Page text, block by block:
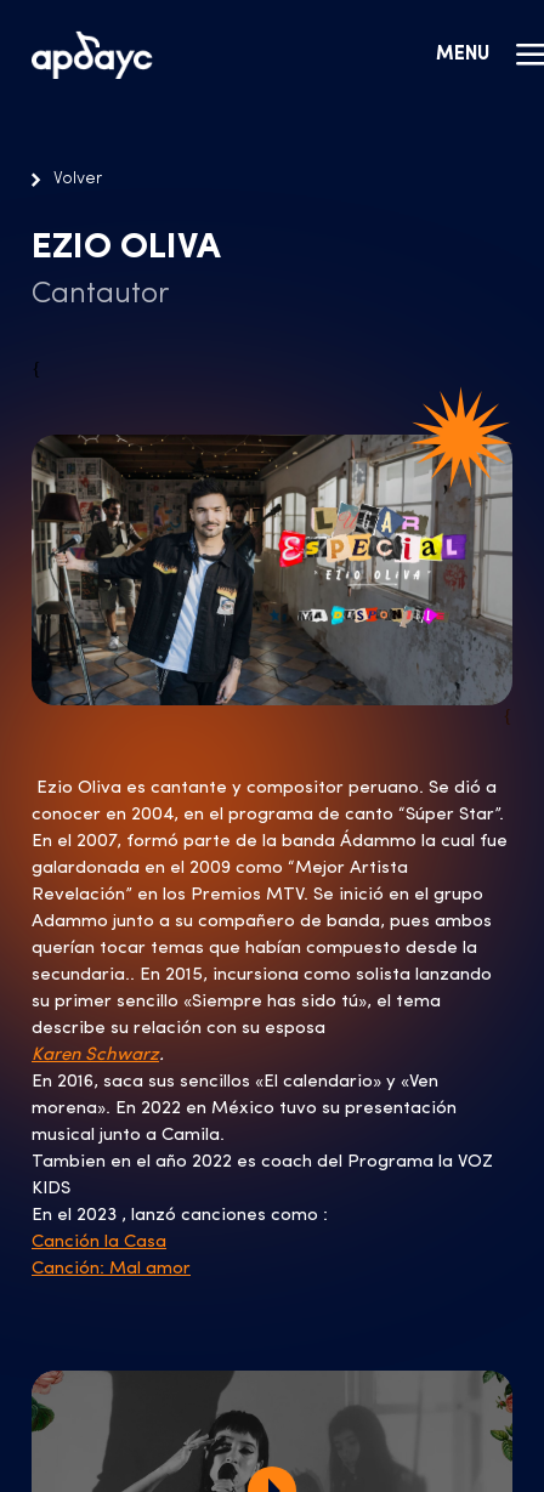
MENU
Volver
EZIO OLIVA
Cantautor
{
{
Ezio Oliva es cantante y compositor peruano. Se dió a
conocer en 2004, en el programa de canto “Súper Star”.
En el 2007, formó parte de la banda Ádammo la cual fue
galardonada en el 2009 como “Mejor Artista
Revelación” en los Premios MTV. Se inició en el grupo
Adammo junto a su compañero de banda, pues ambos
querían tocar temas que habían compuesto desde la
secundaria.. En 2015, incursiona como solista lanzando
su primer sencillo «Siempre has sido tú», el tema
describe su relación con su esposa
Karen Schwarz.
En 2016, saca sus sencillos «El calendario» y «Ven
morena». En 2022 en México tuvo su presentación
musical junto a Camila.
Tambien en el año 2022 es coach del Programa la VOZ
KIDS
En el 2023 , lanzó canciones como :
Canción la Casa
Canción: Mal amor